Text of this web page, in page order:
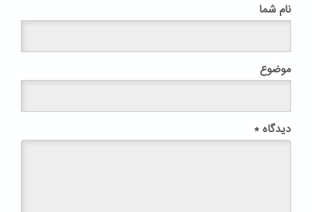
نام شما
موضوع
دیدگاه *